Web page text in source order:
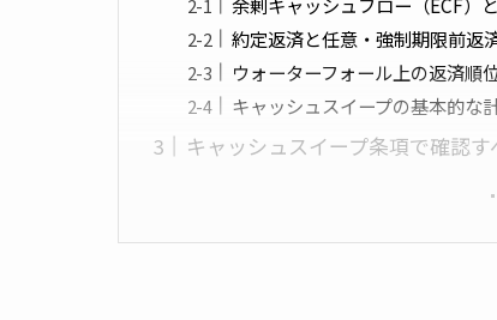
余剰キャッシュフロー（ECF）
約定返済と任意・強制期限前返
ウォーターフォール上の返済順
キャッシュスイープの基本的な
キャッシュスイープ条項で確認